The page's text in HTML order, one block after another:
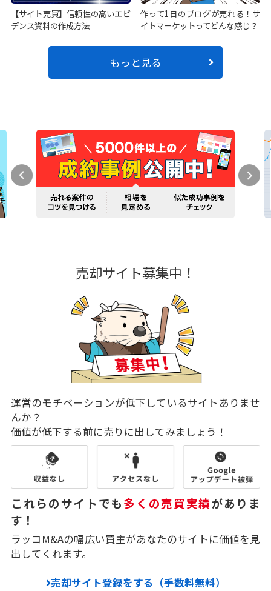
【サイト売買】信頼性の高いエビ
デンス資料の作成方法
作って1日のブログが売れる！サ
イトマーケットってどんな感じ？
もっと見る
売却サイト募集中！
運営のモチベーションが低下しているサイトありませ
んか？
価値が低下する前に売りに出してみましょう！
これらのサイトでも多くの売買実績がありま
す！
ラッコM&Aの幅広い買主があなたのサイトに価値を見
出してくれます。
売却サイト登録をする（手数料無料）